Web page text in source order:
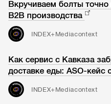
Вкручиваем болты
B2B производства
INDEX+Mediacontext
Как сервис с Кавказа
доставке еды: ASO-кейс
INDEX+Mediacontext